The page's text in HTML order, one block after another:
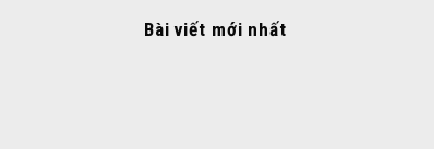
Bài viết mới nhất